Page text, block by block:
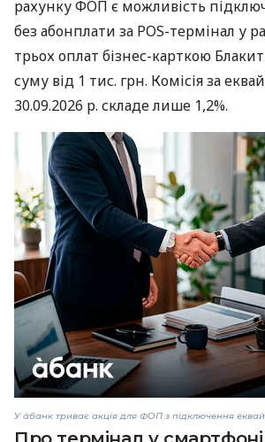
рахунку ФОП є можливість
без абонплати за POS-термінал у
трьох оплат бізнес-карткою
суму від 1 тис. грн. Комісія за
30.09.2026 р. складе лише 1,2%.
У àбанк триває акція для ФОП з підключення